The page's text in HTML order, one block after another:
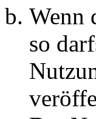
Wenn
so